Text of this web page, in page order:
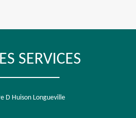
SERVICES
D Huison Longueville